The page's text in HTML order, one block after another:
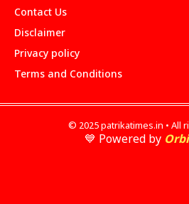
Contact Us
Disclaimer
Privacy policy
Terms and Conditions
© 2025 patrikatimes.in • All
💙 Powered by